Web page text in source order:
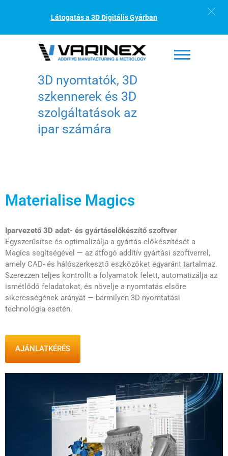
Látogatás a 3D Digitális Gyárban
3D nyomtatók, 3D
szkennerek és 3D
szolgáltatások az
ipar számára
Materialise Magics
Iparvezető 3D adat- és gyártáselőkészítő szoftver
Egyszerűsítse és optimalizálja a gyártás előkészítését a
Magics segítségével — az átfogó additív gyártási szoftverrel,
amely CAD- és hálószerkesztő eszközöket egyaránt tartalmaz.
Szerezzen teljes kontrollt a folyamatok felett, automatizálja az
ismétlődő feladatokat, és növelje a nyomtatás elsőre
sikerességének arányát — bármilyen 3D nyomtatási
technológia esetén.
AJÁNLATKÉRÉS